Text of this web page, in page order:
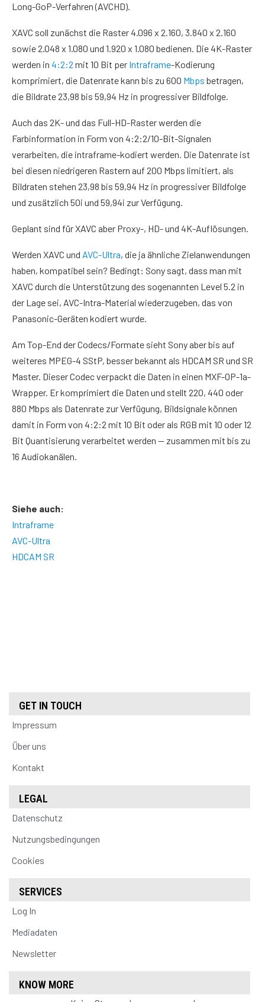
Long-GoP-Verfahren (AVCHD).
XAVC soll zunächst die Raster 4.096 x 2.160, 3.840 x 2.160
sowie 2.048 x 1.080 und 1.920 x 1.080 bedienen. Die 4K-Raster
werden in 4:2:2 mit 10 Bit per Intraframe-­Kodierung
komprimiert, die Datenrate kann bis zu 600 Mbps betragen,
die Bildrate 23,98 bis 59,94 Hz in progressiver Bildfolge.
Auch das 2K- und das Full-HD-Raster werden die
Farbinformation in Form von 4:2:2/10-Bit-Signalen
verarbeiten, die intraframe-kodiert werden. Die Datenrate ist
bei diesen niedrigeren Rastern auf 200 Mbps ­limitiert, als
Bildraten stehen 23,98 bis 59,94 Hz in progressiver Bildfolge
und zusätzlich 50i und 59,94i zur Verfügung.
Geplant sind für XAVC aber Proxy-, HD- und 4K-Auflösungen.
Werden XAVC und AVC-Ultra, die ja ähnliche Zielanwendungen
haben, kompatibel sein? Bedingt: Sony sagt, dass man mit
XAVC durch die Unterstützung des sogenannten Level 5.2 in
der Lage sei, AVC-Intra-Material wiederzugeben, das von
Pana­sonic-Geräten kodiert wurde.
Am Top-End der Codecs/Formate sieht Sony aber bis auf
weiteres MPEG-4 SStP, besser bekannt als HDCAM SR und SR
Master. Dieser Codec verpackt die Daten in einen MXF-OP-1a-
Wrapper. Er komprimiert die Daten und stellt 220, 440 oder
880 Mbps als Datenrate zur Verfügung, Bildsignale können
damit in Form von 4:2:2 mit 10 Bit oder als RGB mit 10 oder 12
Bit Quantisierung verarbeitet werden — zusammen mit bis zu
16 Audiokanälen.
Siehe auch:
Intraframe
AVC-Ultra
HDCAM SR
GET IN TOUCH
Impressum
Über uns
Kontakt
LEGAL
Datenschutz
Nutzungsbedingungen
Cookies
SERVICES
Log In
Mediadaten
Newsletter
KNOW MORE